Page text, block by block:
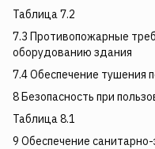
Таблица 7.2
7.3 Противопожарные
оборудованию здания
7.4 Обеспечение тушения
8 Безопасность при
Таблица 8.1
9 Обеспечение